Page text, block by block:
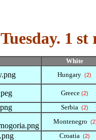
Tuesday. 1 st
White
Hungary (2)
Greece (2)
Serbia (2)
Montenegro
Croatia (2)